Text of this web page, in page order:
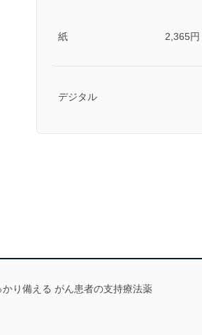
紙 2,365円
デジタル
り備える がん患者の支持療法薬